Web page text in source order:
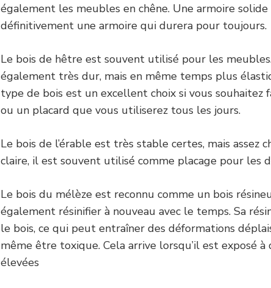
également les meubles en chêne. Une armoire solide
définitivement une armoire qui durera pour toujours.
Le bois de hêtre est souvent utilisé pour les
également très dur, mais en même temps plus
type de bois est un excellent choix si vous souhaitez
ou un placard que vous utiliserez tous les jours.
Le bois de l’érable est très stable certes, mais assez
claire, il est souvent utilisé comme placage pour les
Le bois du mélèze est reconnu comme un bois
également résinifier à nouveau avec le temps. Sa
le bois, ce qui peut entraîner des déformations
même être toxique. Cela arrive lorsqu’il est exposé
élevées